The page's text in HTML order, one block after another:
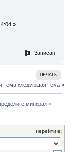
»
Записан
ПЕЧАТЬ
тема следующая тема »
минерал»
Перейти в: